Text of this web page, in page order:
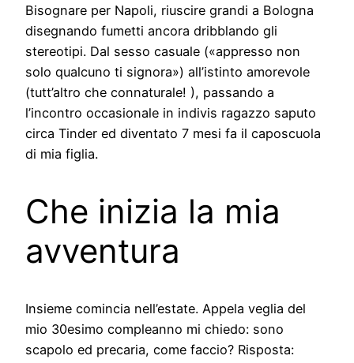
Bisognare per Napoli, riuscire grandi a Bologna
disegnando fumetti ancora dribblando gli
stereotipi. Dal sesso casuale («appresso non
solo qualcuno ti signora») all’istinto amorevole
(tutt’altro che connaturale! ), passando a
l’incontro occasionale in indivis ragazzo saputo
circa Tinder ed diventato 7 mesi fa il caposcuola
di mia figlia.
Che inizia la mia
avventura
Insieme comincia nell’estate. Appela veglia del
mio 30esimo compleanno mi chiedo: sono
scapolo ed precaria, come faccio? Risposta: